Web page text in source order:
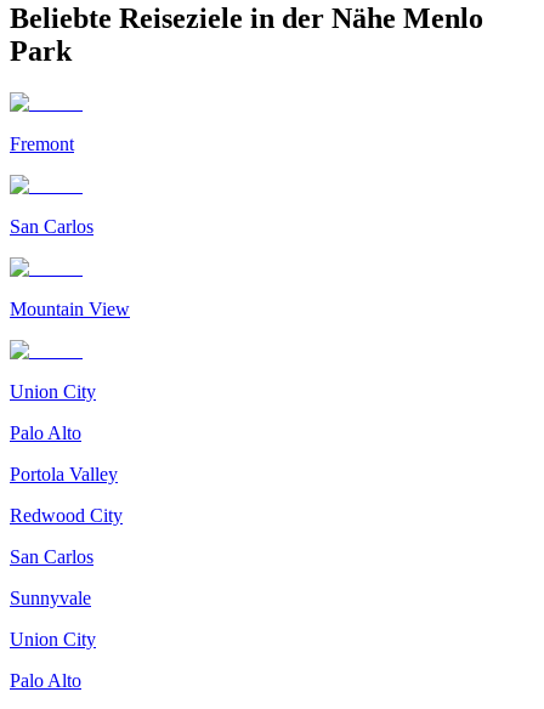
Beliebte Reiseziele in der Nähe Menlo
Park
Fremont
San Carlos
Mountain View
Union City
Palo Alto
Portola Valley
Redwood City
San Carlos
Sunnyvale
Union City
Palo Alto